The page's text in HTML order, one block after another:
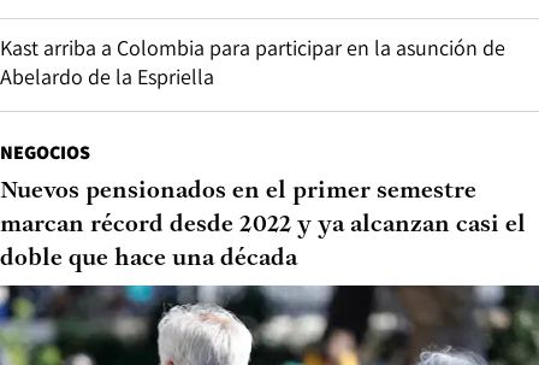
Kast arriba a Colombia para participar en la asunción de
Abelardo de la Espriella
NEGOCIOS
Nuevos pensionados en el primer semestre
marcan récord desde 2022 y ya alcanzan casi el
doble que hace una década